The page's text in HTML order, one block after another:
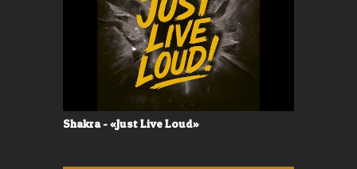
Shakra - «Just Live Loud»